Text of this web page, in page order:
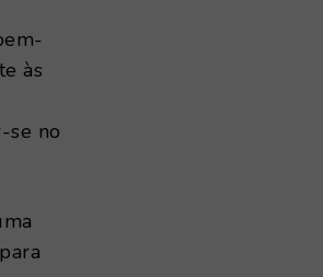
às
se no